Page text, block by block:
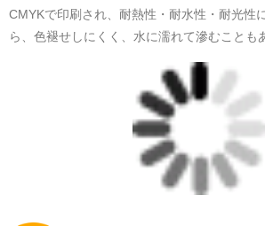
CMYKで印刷され、耐熱性・耐水性・耐光性
ら、色褪せしにくく、水に濡れて滲むことも